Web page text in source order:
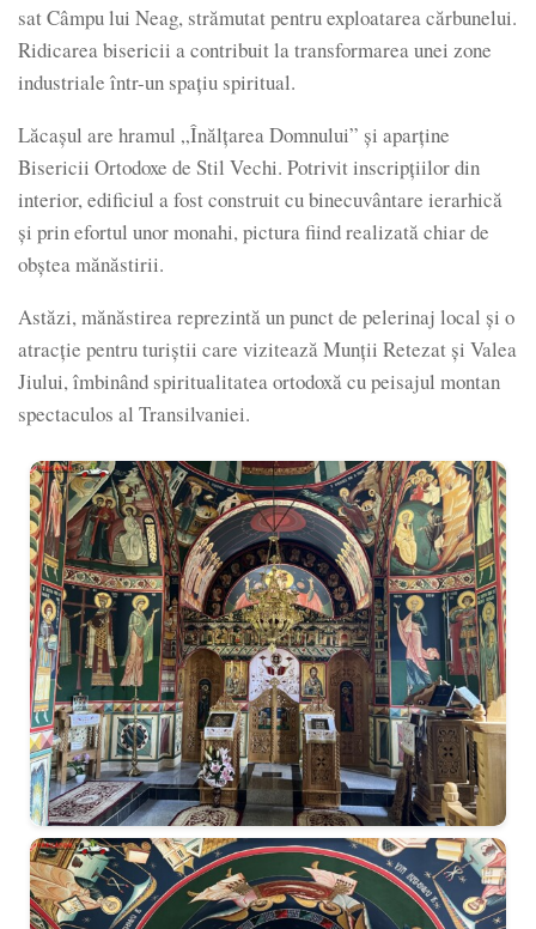
sat Câmpu lui Neag, strămutat pentru exploatarea cărbunelui.
Ridicarea bisericii a contribuit la transformarea unei zone
industriale într-un spațiu spiritual.
Lăcașul are hramul „Înălțarea Domnului” și aparține
Bisericii Ortodoxe de Stil Vechi. Potrivit inscripțiilor din
interior, edificiul a fost construit cu binecuvântare ierarhică
și prin efortul unor monahi, pictura fiind realizată chiar de
obștea mănăstirii.
Astăzi, mănăstirea reprezintă un punct de pelerinaj local și o
atracție pentru turiștii care vizitează Munții Retezat și Valea
Jiului, îmbinând spiritualitatea ortodoxă cu peisajul montan
spectaculos al Transilvaniei.